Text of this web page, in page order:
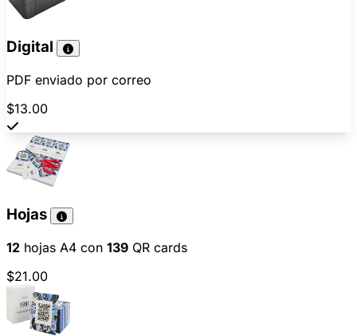
Digital
PDF enviado por correo
$13.00
Hojas
12 hojas A4 con 139 QR cards
$21.00